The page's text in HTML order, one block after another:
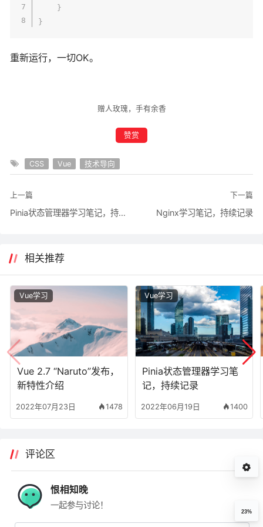
}
}
重新运行，一切OK。
赠人玫瑰，手有余香
赞赏
CSS Vue 技术导向
上一篇
Pinia状态管理器学习笔记，持续记录
下一篇
Nginx学习笔记，持续记录
相关推荐
Vue 2.7 “Naruto”发布，
新特性介绍
2022年07月23日 1478
Vue学习
Pinia状态管理器学习笔
记，持续记录
2022年06月19日 1400
Vue学习
评论区
恨相知晚
一起参与讨论！
23%